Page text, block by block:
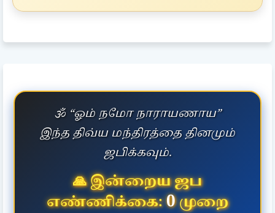
🕉️ “ஓம் நமோ நாராயணாய”
இந்த திவ்ய மந்திரத்தை தினமும்
ஜபிக்கவும்.
🙏 இன்றைய ஜப
எண்ணிக்கை:0முறை